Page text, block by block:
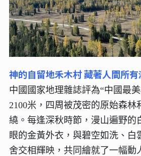
神的自留地禾木村 藏著人間所有
中國國家地理雜誌評為“中國最
2100米，四周被茂密的原始森林
繞。每逢深秋時節，漫山遍野的
眼的金黃外衣，與碧空如洗、白
舍交相輝映，共同繪就了一幅動